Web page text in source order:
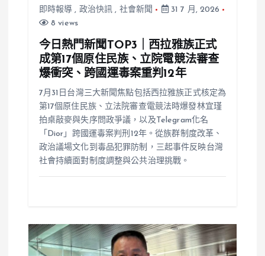
即時報導 , 政治快訊 , 社會新聞
31 7 月, 2026
8 views
今日熱門新聞TOP3｜西拉雅族正式
成第17個原住民族、立院電競法審查
爆衝突、跨國運毒案重判12年
7月31日台灣三大新聞焦點包括西拉雅族正式核定為
第17個原住民族、立法院審查電競法時爆發林宜瑾
拍桌敲麥與失序問政爭議，以及Telegram化名
「Dior」跨國運毒案判刑12年。從族群制度改革、
政治議場文化到毒品犯罪防制，三起事件反映台灣
社會持續面對制度調整與公共治理挑戰。